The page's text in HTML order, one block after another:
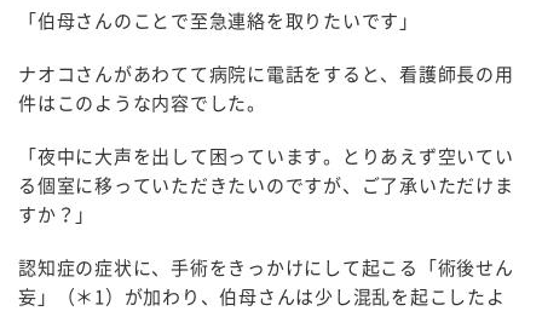
「伯母さんのことで至急連絡を取りたいです」
ナオコさんがあわてて病院に電話をすると、看護師長の用
件はこのような内容でした。
「夜中に大声を出して困っています。とりあえず空いてい
る個室に移っていただきたいのですが、ご了承いただけま
すか？」
認知症の症状に、手術をきっかけにして起こる「術後せん
妄」（＊1）が加わり、伯母さんは少し混乱を起こしたよ